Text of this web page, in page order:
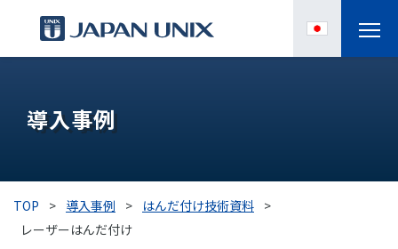
IPC
導入事例
各種サポート
導入事例
TOP > 導入事例 > はんだ付け技術資料 >
レーザーはんだ付け